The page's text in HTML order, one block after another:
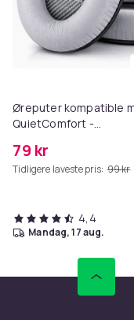
- 27,5g - Dark
Øreputer kompatible
QuietComfort -
79 kr
Tidligere laveste pris: 99 kr
4,4
mandag, 17 aug.